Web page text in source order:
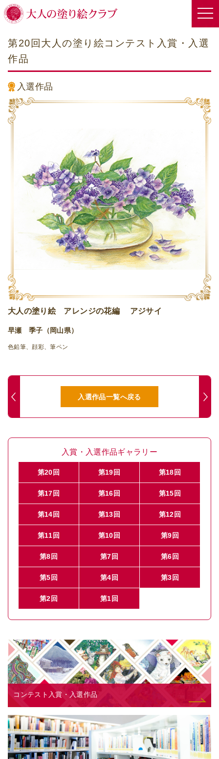
第20回大人の塗り絵コンテスト入賞・入選
作品
入選作品
大人の塗り絵 アレンジの花編 アジサイ
早瀬 季子（岡山県）
色鉛筆、顔彩、筆ペン
入選作品一覧へ戻る
入賞・入選作品ギャラリー
第20回 第19回 第18回
第17回 第16回 第15回
第14回 第13回 第12回
第11回 第10回 第9回
第8回 第7回 第6回
第5回 第4回 第3回
第2回 第1回
コンテスト入賞・入選作品